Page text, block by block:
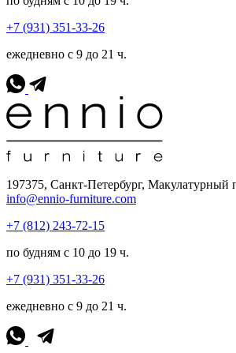
+7 (931) 351-33-26
ежедневно с 9 до 21 ч.
197375, Санкт-Петербург, Макулатурный
info@ennio-furniture.com
+7 (812) 243-72-15
по будням с 10 до 19 ч.
+7 (931) 351-33-26
ежедневно с 9 до 21 ч.